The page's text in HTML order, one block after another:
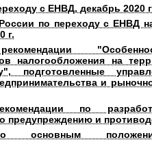
с ЕНВД, декабрь 2020
по переходу с ЕНВД
г.
налогообложения на
подготовленные
и
по
предупреждению и
основным